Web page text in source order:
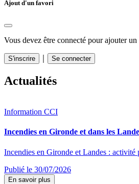
Ajout d'un favori
Vous devez être connecté pour ajouter
S'inscrire Se connecter
Actualités
Information CCI
Incendies en Gironde et dans les
Incendies en Gironde et Landes : activité
Publié le 30/07/2026
En savoir plus